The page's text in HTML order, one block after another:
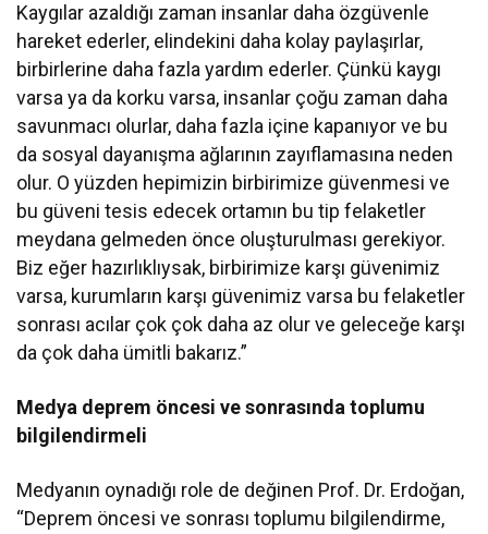
Kaygılar azaldığı zaman insanlar daha özgüvenle
hareket ederler, elindekini daha kolay paylaşırlar,
birbirlerine daha fazla yardım ederler. Çünkü kaygı
varsa ya da korku varsa, insanlar çoğu zaman daha
savunmacı olurlar, daha fazla içine kapanıyor ve bu
da sosyal dayanışma ağlarının zayıflamasına neden
olur. O yüzden hepimizin birbirimize güvenmesi ve
bu güveni tesis edecek ortamın bu tip felaketler
meydana gelmeden önce oluşturulması gerekiyor.
Biz eğer hazırlıklıysak, birbirimize karşı güvenimiz
varsa, kurumların karşı güvenimiz varsa bu felaketler
sonrası acılar çok çok daha az olur ve geleceğe karşı
da çok daha ümitli bakarız.”
Medya deprem öncesi ve sonrasında toplumu
bilgilendirmeli
Medyanın oynadığı role de değinen Prof. Dr. Erdoğan,
“Deprem öncesi ve sonrası toplumu bilgilendirme,